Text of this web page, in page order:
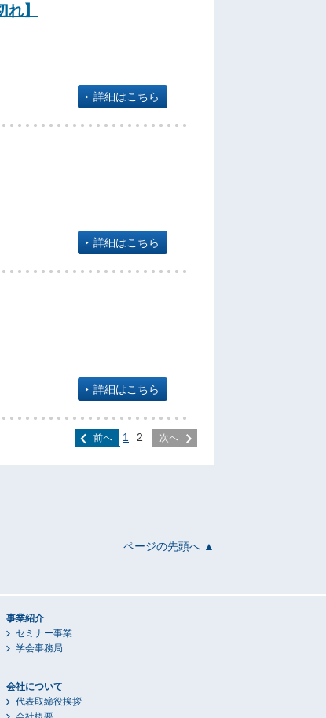
】
詳細はこちら
詳細はこちら
詳細はこちら
前へ 1 2 次へ
ページの先頭へ ▲
事業紹介
セミナー事業
学会事務局
会社について
代表取締役挨拶